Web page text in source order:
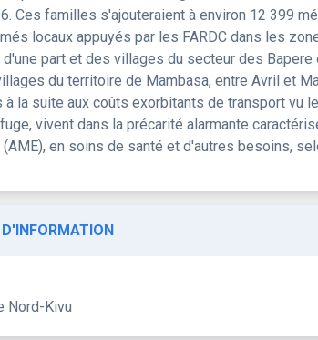
Ces familles s'ajouteraient à environ 12 399
locaux appuyés par les FARDC dans les
part et des villages du secteur des
du territoire de Mambasa, entre Avril et
à la suite aux coûts exorbitants de transport vu
vivent dans la précarité alarmante
en soins de santé et d'autres besoins,
Nord-Kivu